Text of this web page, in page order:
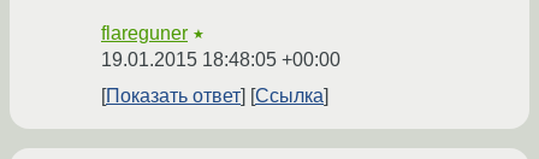
flareguner ★
19.01.2015 18:48:05 +00:00
Показать ответ
Ссылка